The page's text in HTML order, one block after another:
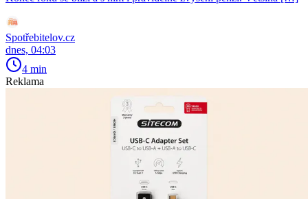
Spotřebitelov.cz
dnes, 04:03
4 min
Reklama